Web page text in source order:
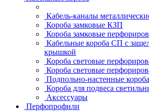
Кабель-каналы
Короба замковые КЗП
Короба замковые
Кабельные короба СП с
крышкой
Короба световые
Короба световые
Подпольно-настенные короба
Короба для подвеса
Аксессуары
Перфопрофили